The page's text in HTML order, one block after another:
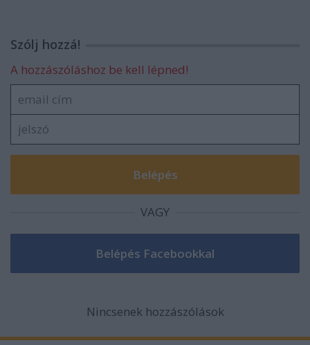
Szólj hozzá!
A hozzászóláshoz be kell lépned!
VAGY
Nincsenek hozzászólások